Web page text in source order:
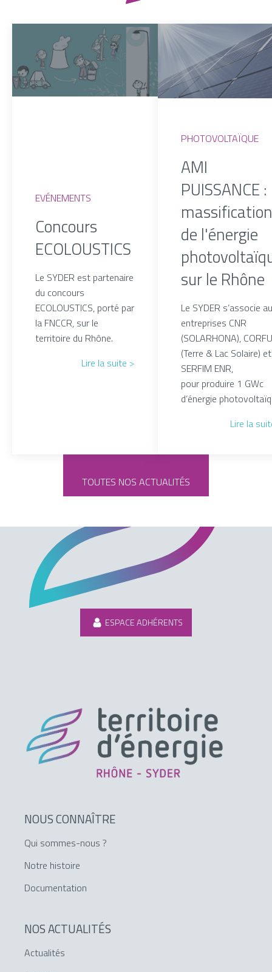
EVÉNEMENTS
Concours
ECOLOUSTICS
Le SYDER est partenaire
du concours
ECOLOUSTICS, porté par
la FNCCR, sur le
territoire du Rhône.
Lire la suite >
PHOTOVOLTAÏQUE
AMI
PUISSANCE
de l'énergie
sur le Rhône
Le SYDER s’associe
entreprises CNR
(SOLARHONA),
(Terre & Lac Solaire) et
SERFIM ENR,
pour produire 1 GWc
d’énergie
Lire la
TOUTES NOS ACTUALITÉS
ESPACE ADHÉRENTS
NOUS CONNAÎTRE
Qui sommes-nous ?
Notre histoire
Documentation
NOS ACTUALITÉS
Actualités